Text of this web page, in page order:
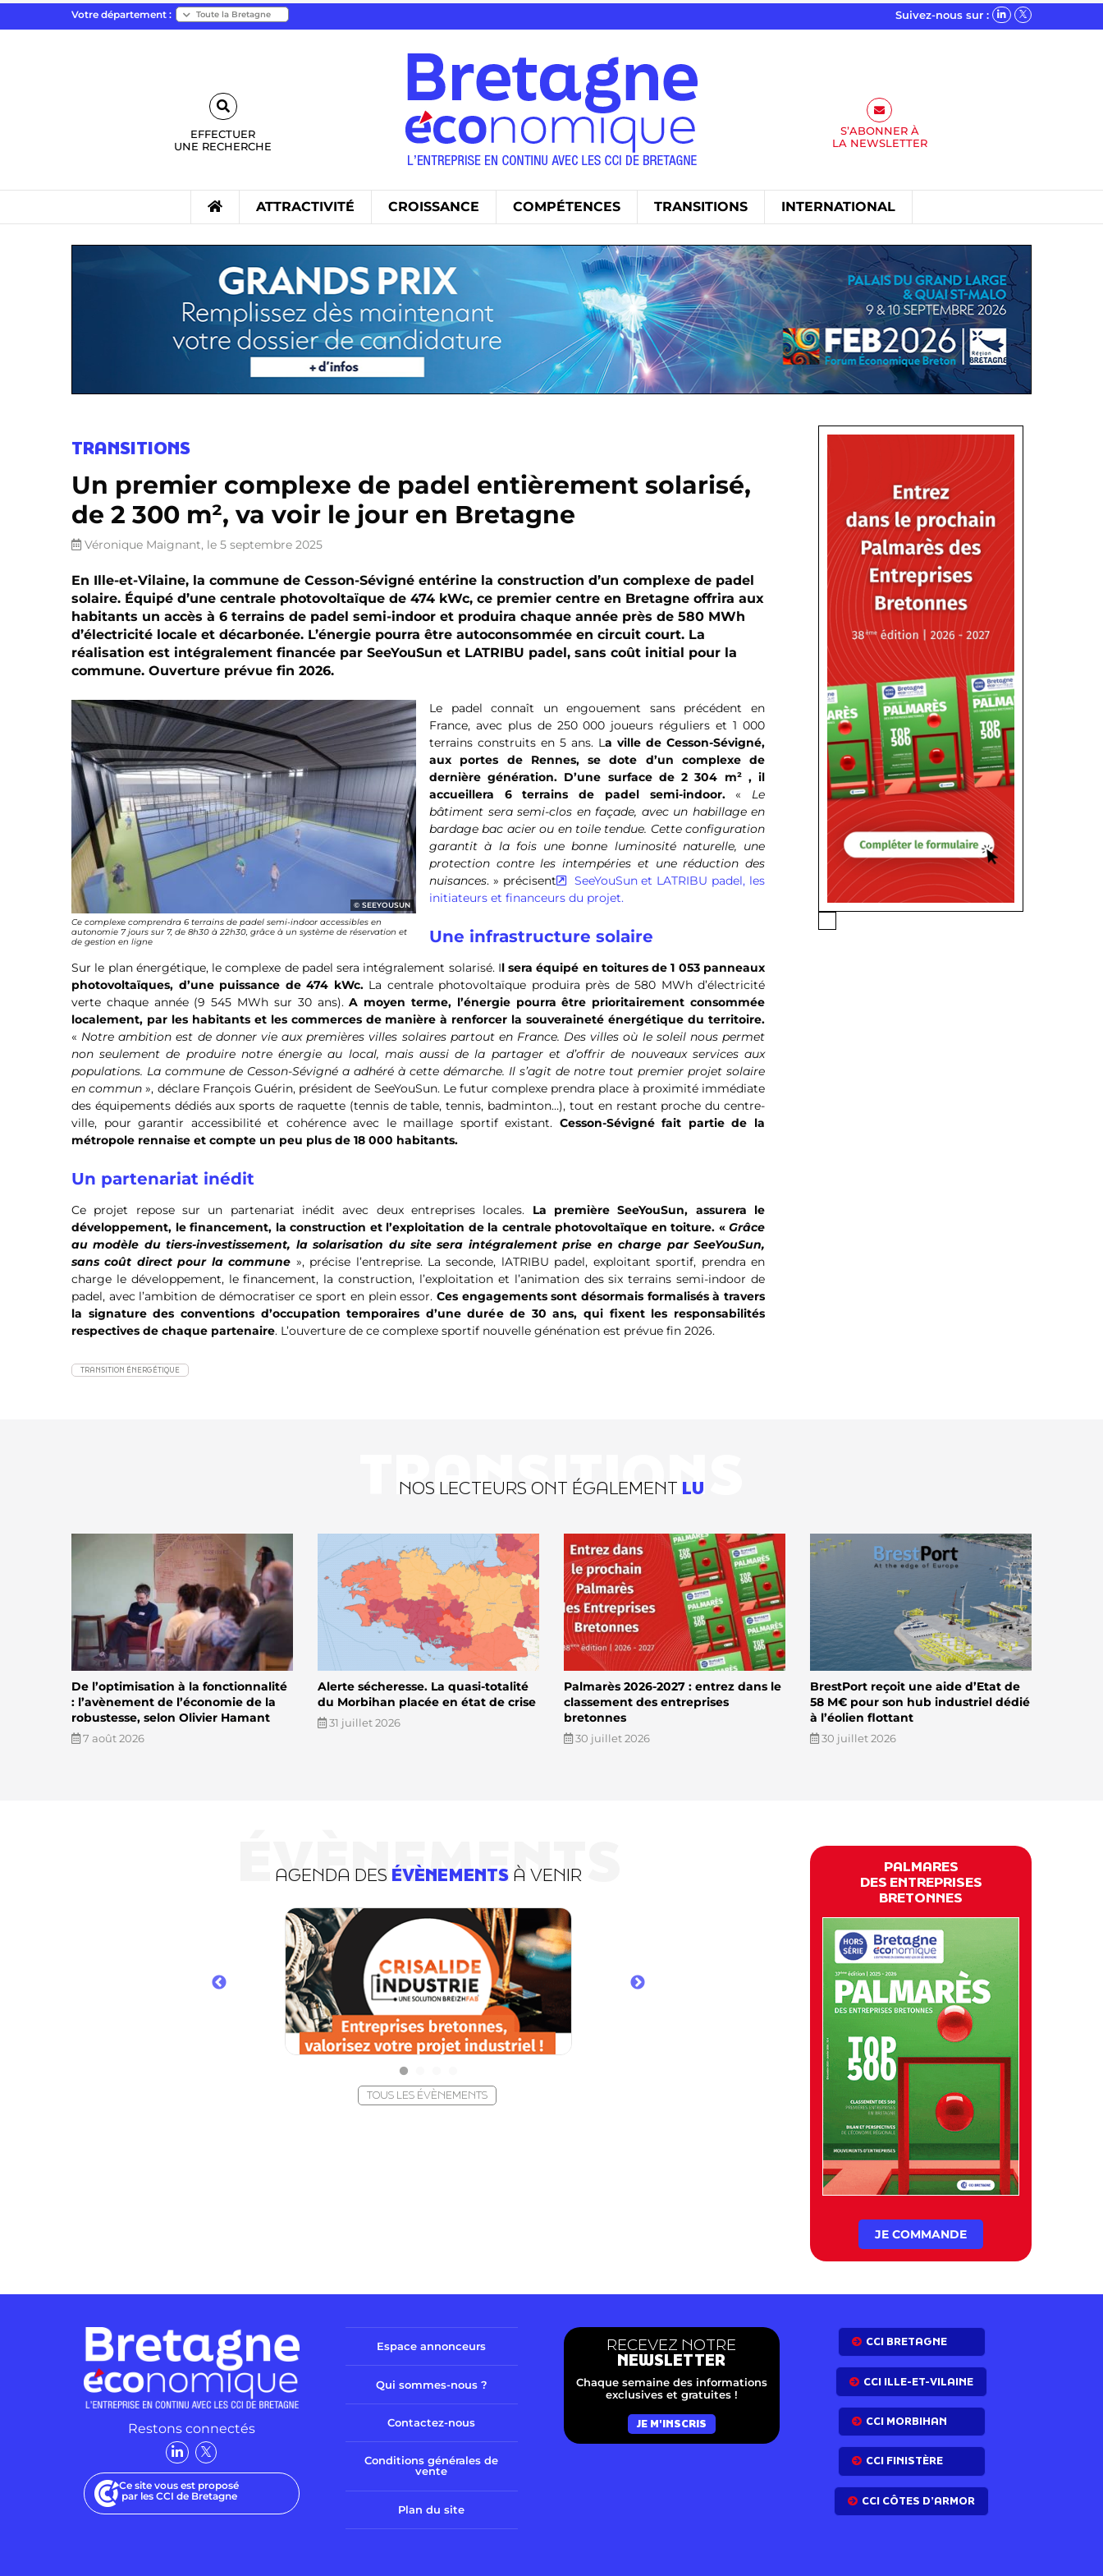
Votre département : Suivez-nous sur :
EFFECTUER
UNE RECHERCHE
S’ABONNER À
LA NEWSLETTER
ATTRACTIVITÉ CROISSANCE COMPÉTENCES TRANSITIONS INTERNATIONAL
TRANSITIONS
Un premier complexe de padel entièrement solarisé,
de 2 300 m², va voir le jour en Bretagne
Véronique Maignant, le 5 septembre 2025
En Ille-et-Vilaine, la commune de Cesson-Sévigné entérine la construction d’un complexe de padel
solaire. Équipé d’une centrale photovoltaïque de 474 kWc, ce premier centre en Bretagne offrira aux
habitants un accès à 6 terrains de padel semi-indoor et produira chaque année près de 580 MWh
d’électricité locale et décarbonée. L’énergie pourra être autoconsommée en circuit court. La
réalisation est intégralement financée par SeeYouSun et LATRIBU padel, sans coût initial pour la
commune. Ouverture prévue fin 2026.
SEEYOUSUN
Ce complexe comprendra 6 terrains de padel semi-indoor accessibles en
autonomie 7 jours sur 7, de 8h30 à 22h30, grâce à un système de réservation et
de gestion en ligne
Le padel connaît un engouement sans précédent en
France, avec plus de 250 000 joueurs réguliers et 1 000
terrains construits en 5 ans. La ville de Cesson-Sévigné,
aux portes de Rennes, se dote d’un complexe de
dernière génération. D’une surface de 2 304 m² , il
accueillera 6 terrains de padel
semi-indoor.« Le
bâtiment sera semi-clos en façade, avec un habillage en
bardage bac acier ou en toile tendue. Cette configuration
garantit à la fois une bonne luminosité naturelle, une
protection contre les intempéries et une réduction des
nuisances. » précisent
SeeYouSun et LATRIBU padel, les
initiateurs et financeurs du projet.
Une infrastructure solaire
Sur le plan énergétique, le complexe de padel sera intégralement solarisé. Il sera équipé en toitures de 1 053 panneaux
photovoltaïques, d’une puissance de 474 kWc.La centrale photovoltaïque produira près de 580 MWh d’électricité
verte chaque année (9 545 MWh sur 30 ans).A moyen terme, l’énergie pourra être prioritairement consommée
localement, par les habitants et les commerces de manière à renforcer la souveraineté énergétique du territoire.
« Notre ambition est de donner vie aux premières villes solaires partout en France. Des villes où le soleil nous permet
non seulement de produire notre énergie au local, mais aussi de la partager et d’offrir de nouveaux services aux
populations. La commune de Cesson-Sévigné a adhéré à cette démarche. Il s’agit de notre tout premier projet solaire
en commun », déclare François Guérin, président de SeeYouSun. Le futur complexe prendra place à proximité immédiate
des équipements dédiés aux sports de raquette (tennis de table, tennis, badminton…), tout en restant proche du centre-
ville, pour garantir accessibilité et cohérence avec le maillage sportif existant. Cesson-Sévigné fait partie de la
métropole rennaise et compte un peu plus de 18 000 habitants.
Un partenariat inédit
Ce projet repose sur un partenariat inédit avec deux entreprises locales. La première SeeYouSun, assurera le
développement, le financement, la construction et l’exploitation de la centrale photovoltaïque en toiture. « Grâce
au modèle du tiers-investissement, la solarisation du site sera intégralement prise en charge par SeeYouSun,
sans coût direct pour la commune », précise l’entreprise. La seconde, lATRIBU padel, exploitant sportif, prendra en
charge le développement, le financement, la construction, l’exploitation et l’animation des six terrains semi-indoor de
padel, avec l’ambition de démocratiser ce sport en plein essor. Ces engagements sont désormais formalisés à travers
la signature des conventions d’occupation temporaires d’une durée de 30 ans, qui fixent les responsabilités
respectives de chaque partenaire. L’ouverture de ce complexe sportif nouvelle génénation est prévue fin 2026.
TRANSITION ÉNERGÉTIQUE
TRANSITIONS
NOS LECTEURS ONT ÉGALEMENT LU
De l’optimisation à la fonctionnalité
: l’avènement de l’économie de la
robustesse, selon Olivier Hamant
7 août 2026
Alerte sécheresse. La quasi-totalité
du Morbihan placée en état de crise
31 juillet 2026
Palmarès 2026-2027 : entrez dans le
classement des entreprises
bretonnes
30 juillet 2026
BrestPort reçoit une aide d’Etat de
58 M€ pour son hub industriel dédié
à l’éolien flottant
30 juillet 2026
ÉVÈNEMENTS
AGENDA DES ÉVÈNEMENTS À VENIR
TOUS LES ÉVÈNEMENTS
PALMARES
DES ENTREPRISES
BRETONNES
JE COMMANDE
Restons connectés
Ce site vous est proposé
par les CCI de Bretagne
Espace annonceurs
Qui sommes-nous ?
Contactez-nous
Conditions générales de
vente
Plan du site
RECEVEZ NOTRE
NEWSLETTER
Chaque semaine des informations
exclusives et gratuites !
JE M'INSCRIS
CCI BRETAGNE
CCI ILLE-ET-VILAINE
CCI MORBIHAN
CCI FINISTÈRE
CCI CÔTES D’ARMOR